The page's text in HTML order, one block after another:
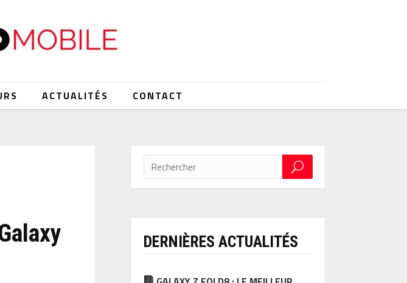
ACTUALITÉS CONTACT
DERNIÈRES ACTUALITÉS